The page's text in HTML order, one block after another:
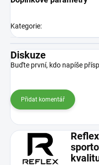
Kategorie:
Diskuze
Buďte první, kdo napíše
Přidat komentář